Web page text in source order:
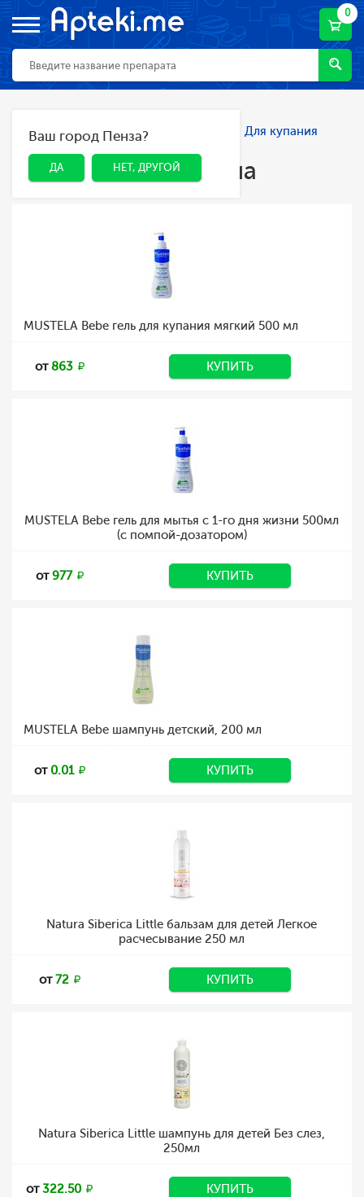
0
ДА НЕТ, ДРУГОЙ
Ваш город Пенза?
ДА НЕТ, ДРУГОЙ
Главная Каталог Мама и малыш
Для купания
малыша
Для купания малыша
MUSTELA Bebe гель для купания мягкий 500 мл
от863 КУПИТЬ
MUSTELA Bebe гель для мытья с 1-го дня жизни 500мл
(с помпой-дозатором)
от977 КУПИТЬ
MUSTELA Bebe шампунь детский, 200 мл
от 0.01 КУПИТЬ
Natura Siberica Little бальзам для детей Легкое
расчесывание 250 мл
от72 КУПИТЬ
Natura Siberica Little шампунь для детей Без слез,
250мл
от322.50 КУПИТЬ